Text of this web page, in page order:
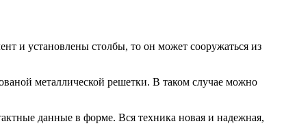
и установлены столбы, то он может сооружаться из
металлической решетки. В таком случае можно
данные в форме. Вся техника новая и надежная,